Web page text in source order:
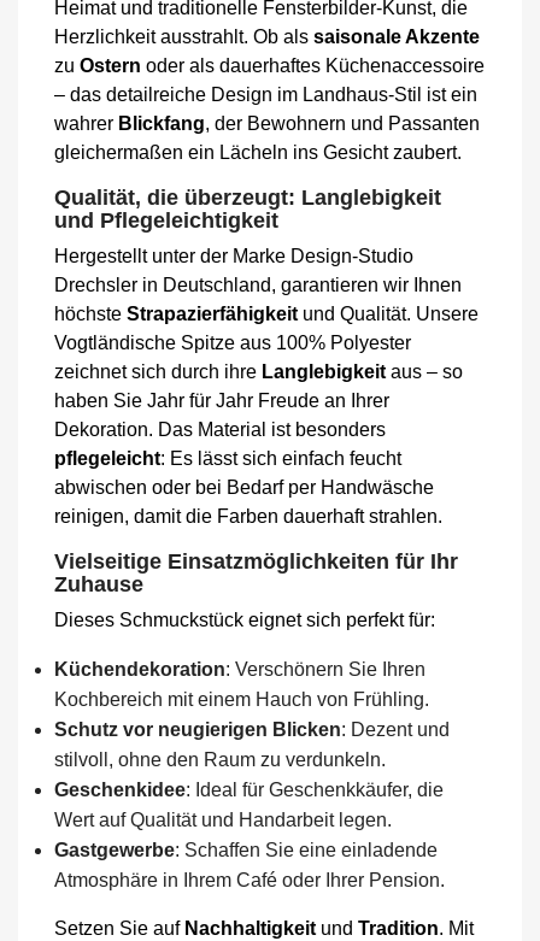
Heimat und traditionelle Fensterbilder-Kunst, die
Herzlichkeit ausstrahlt. Ob als saisonale Akzente
zu Ostern oder als dauerhaftes Küchenaccessoire
– das detailreiche Design im Landhaus-Stil ist ein
wahrer Blickfang, der Bewohnern und Passanten
gleichermaßen ein Lächeln ins Gesicht zaubert.
Qualität, die überzeugt: Langlebigkeit
und Pflegeleichtigkeit
Hergestellt unter der Marke Design-Studio
Drechsler in Deutschland, garantieren wir Ihnen
höchste Strapazierfähigkeit und Qualität. Unsere
Vogtländische Spitze aus 100% Polyester
zeichnet sich durch ihre Langlebigkeit aus – so
haben Sie Jahr für Jahr Freude an Ihrer
Dekoration. Das Material ist besonders
pflegeleicht: Es lässt sich einfach feucht
abwischen oder bei Bedarf per Handwäsche
reinigen, damit die Farben dauerhaft strahlen.
Vielseitige Einsatzmöglichkeiten für Ihr
Zuhause
Dieses Schmuckstück eignet sich perfekt für:
Küchendekoration: Verschönern Sie Ihren
Kochbereich mit einem Hauch von Frühling.
Schutz vor neugierigen Blicken: Dezent und
stilvoll, ohne den Raum zu verdunkeln.
Geschenkidee: Ideal für Geschenkkäufer, die
Wert auf Qualität und Handarbeit legen.
Gastgewerbe: Schaffen Sie eine einladende
Atmosphäre in Ihrem Café oder Ihrer Pension.
Setzen Sie auf Nachhaltigkeit und Tradition. Mit